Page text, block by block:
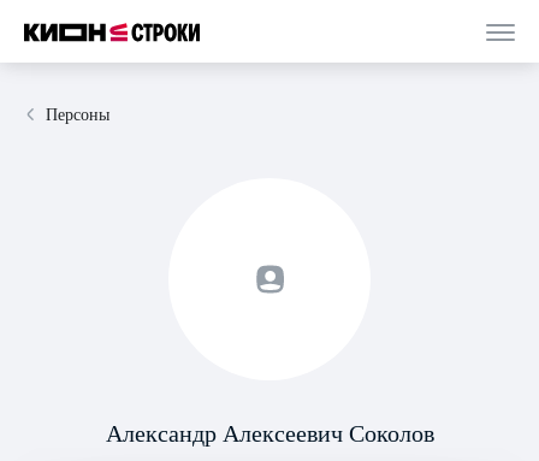
Персоны
Александр Алексеевич Соколов